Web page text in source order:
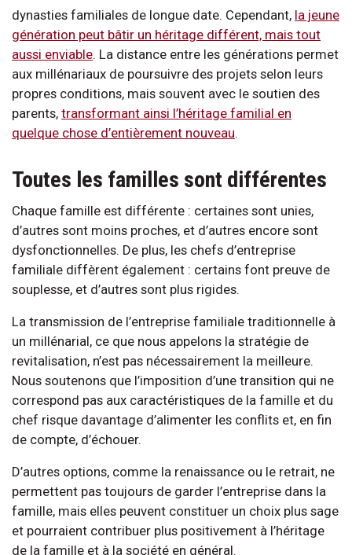
dynasties familiales de longue date. Cependant, la jeune
génération peut bâtir un héritage différent, mais tout
aussi enviable. La distance entre les générations permet
aux millénariaux de poursuivre des projets selon leurs
propres conditions, mais souvent avec le soutien des
parents, transformant ainsi l’héritage familial en
quelque chose d’entièrement nouveau.
Toutes les familles sont différentes
Chaque famille est différente : certaines sont unies,
d’autres sont moins proches, et d’autres encore sont
dysfonctionnelles. De plus, les chefs d’entreprise
familiale diffèrent également : certains font preuve de
souplesse, et d’autres sont plus rigides.
La transmission de l’entreprise familiale traditionnelle à
un millénarial, ce que nous appelons la stratégie de
revitalisation, n’est pas nécessairement la meilleure.
Nous soutenons que l’imposition d’une transition qui ne
correspond pas aux caractéristiques de la famille et du
chef risque davantage d’alimenter les conflits et, en fin
de compte, d’échouer.
D’autres options, comme la renaissance ou le retrait, ne
permettent pas toujours de garder l’entreprise dans la
famille, mais elles peuvent constituer un choix plus sage
et pourraient contribuer plus positivement à l’héritage
de la famille et à la société en général.